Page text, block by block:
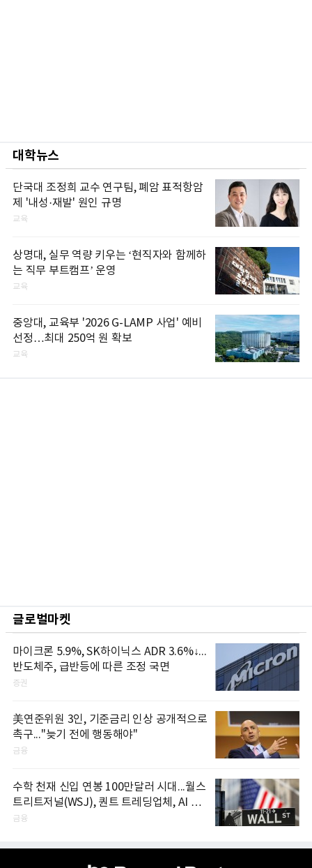
대학뉴스
단국대 조정희 교수 연구팀, 폐암 표적항암
제 '내성·재발' 원인 규명
교육
상명대, 실무 역량 키우는 ‘현직자와 함께하
는 직무 부트캠프’ 운영
교육
중앙대, 교육부 '2026 G-LAMP 사업' 예비
선정…최대 250억 원 확보
교육
글로벌마켓
마이크론 5.9%, SK하이닉스 ADR 3.6%↓...
반도체주, 급반등에 따른 조정 국면
증권
美연준위원 3인, 기준금리 인상 공개적으로
촉구..."늦기 전에 행동해야"
금융
수학 천재 신입 연봉 100만달러 시대...월스
트리트저널(WSJ), 퀀트 트레딩업체, AI 기
업들 인재 확보 경쟁
금융